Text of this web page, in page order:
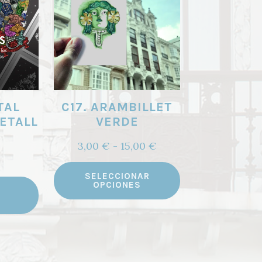
C17. ARAMBILLET
VERDE
3,00€ - 15,00€
de
precios:
desde
SELECCIONAR
OPCIONES
producto